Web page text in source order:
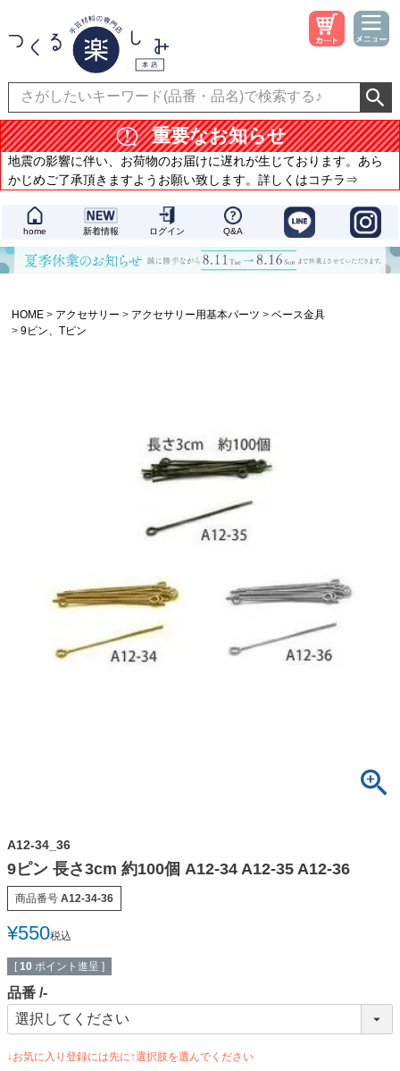
重要なお知らせ
地震の影響に伴い、お荷物のお届けに遅れが生じております。あら
かじめご了承頂きますようお願い致します。詳しくはコチラ⇒
home 新着情報 ログイン Q&A
HOME アクセサリー アクセサリー用基本パーツ
ベース金具
9ピン、Tピン
A12-34_36
9ピン 長さ3cm 約100個 A12-34 A12-35 A12-36
商品番号 A12-34-36
¥550税込
[ 10 ポイント進呈 ]
品番 -